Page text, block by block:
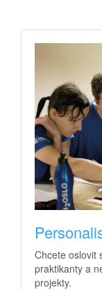
Chcete oslovit
praktikanty a
projekty.